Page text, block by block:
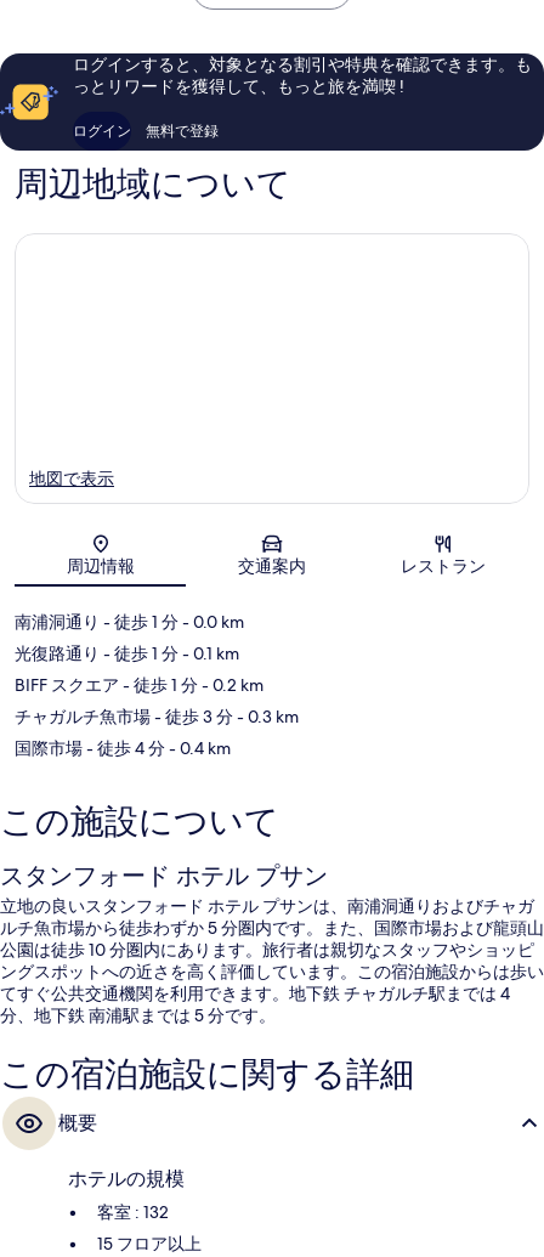
ポ
ン
ミ
1,000
件
件
の
口
コ
ミ
355
ログインすると、対象となる割引や特典を確認できます。も
っとリワードを獲得して、もっと旅を満喫 !
ログイン 無料で登録
周辺地域について
地図
地図で表示
周辺情報 交通案内 レストラン
南浦洞通り - 徒歩 1 分- 0.0 km
光復路通り - 徒歩 1 分- 0.1 km
BIFF スクエア - 徒歩 1 分- 0.2 km
チャガルチ魚市場- 徒歩 3 分- 0.3 km
国際市場- 徒歩 4 分- 0.4 km
この施設について
スタンフォード ホテル プサン
立地の良いスタンフォード ホテル プサンは、南浦洞通りおよびチャガ
ルチ魚市場から徒歩わずか 5 分圏内です。また、国際市場および龍頭山
公園は徒歩 10 分圏内にあります。旅行者は親切なスタッフやショッピ
ングスポットへの近さを高く評価しています。この宿泊施設からは歩い
てすぐ公共交通機関を利用できます。地下鉄 チャガルチ駅までは 4
分、地下鉄 南浦駅までは 5 分です。
この宿泊施設に関する詳細
概要
ホテルの規模
客室 : 132
15 フロア以上